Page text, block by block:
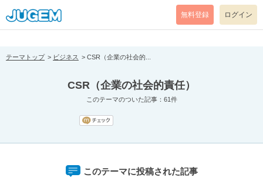
[pear_error: message="Success" code=0 mode=return level=notice
prefix="" info=""]
無料登録 ログイン
テーマトップ ビジネス CSR（企業の社会的...
CSR（企業の社会的責任）
このテーマのついた記事：61件
このテーマに投稿された記事